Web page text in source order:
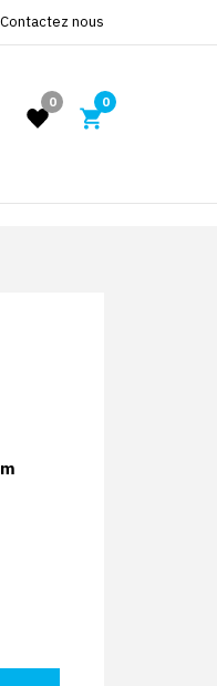
Contactez nous
0 0